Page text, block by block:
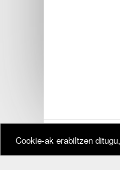
Cookie-ak erabiltzen